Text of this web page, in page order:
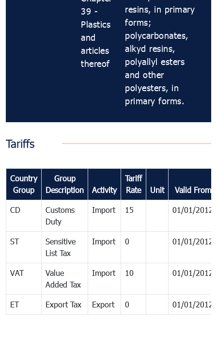
39 -
Plastics
and
articles
thereof
resins, in primary
forms;
polycarbonates,
alkyd resins,
polyallyl esters
and other
polyesters, in
primary forms.
Tariffs
Country
Group
Group
Description
Activity
Tariff
Rate
Unit Valid From
CD
Customs
Duty
Import 15 01/01/2012
ST
Sensitive
List Tax
Import 0 01/01/2012
VAT
Value
Added Tax
Import 10 01/01/2012
ET Export Tax Export 0 01/01/2012